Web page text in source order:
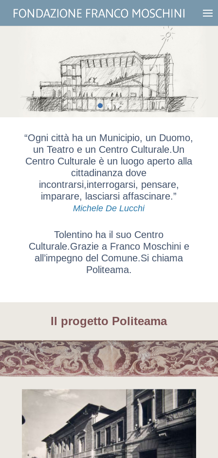
“Ogni città ha un Municipio, un Duomo,
un Teatro e un Centro Culturale.Un
Centro Culturale è un luogo aperto alla
cittadinanza dove
incontrarsi,interrogarsi, pensare,
imparare, lasciarsi affascinare.”
Michele De Lucchi
Tolentino ha il suo Centro
Culturale.Grazie a Franco Moschini e
all’impegno del Comune.Si chiama
Politeama.
Il progetto Politeama